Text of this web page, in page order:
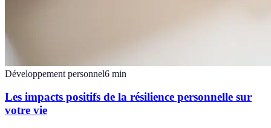
Développement personnel6 min
Les impacts positifs de la résilience personnelle sur
votre vie